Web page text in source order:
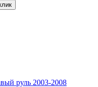
руль 2003-2008